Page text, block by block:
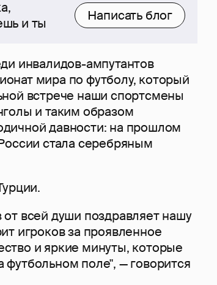
и ты
Написать блог
инвалидов-ампутантов
мира по футболу, который
встрече наши спортсмены
и таким образом
давности: на прошлом
стала серебряным
всей души поздравляет нашу
игроков за проявленное
и яркие минуты, которые
поле", — говорится